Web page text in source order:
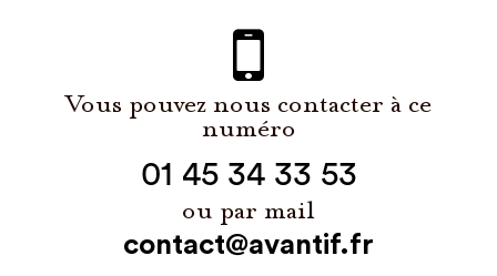
Vous pouvez nous contacter à ce
numéro
01 45 34 33 53
ou par mail
contact@avantif.fr